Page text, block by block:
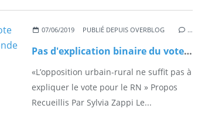
07/06/2019 PUBLIÉ DEPUIS OVERBLOG …
Pas d'explication binaire du vote RN, par Joël Gombin dans Le Monde
«L’opposition urbain-rural ne suffit pas à
expliquer le vote pour le RN » Propos
Recueillis Par Sylvia Zappi Le...